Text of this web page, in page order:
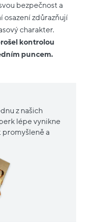
bezpečnost a
osazení zdůrazňují
charakter.
kontrolou
puncem.
z našich
lépe vynikne
a